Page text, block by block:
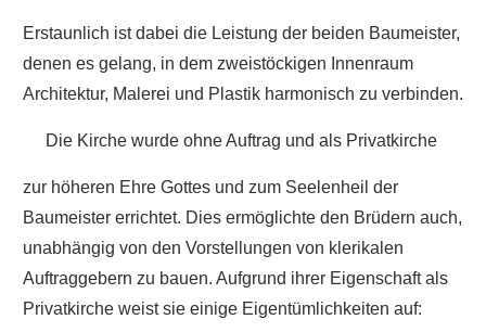
Erstaunlich ist dabei die Leistung der beiden Baumeister,
denen es gelang, in dem zweistöckigen Innenraum
Architektur, Malerei und Plastik harmonisch zu verbinden.
Die Kirche wurde ohne Auftrag und als Privatkirche
zur höheren Ehre Gottes und zum Seelenheil der
Baumeister errichtet. Dies ermöglichte den Brüdern auch,
unabhängig von den Vorstellungen von klerikalen
Auftraggebern zu bauen. Aufgrund ihrer Eigenschaft als
Privatkirche weist sie einige Eigentümlichkeiten auf: